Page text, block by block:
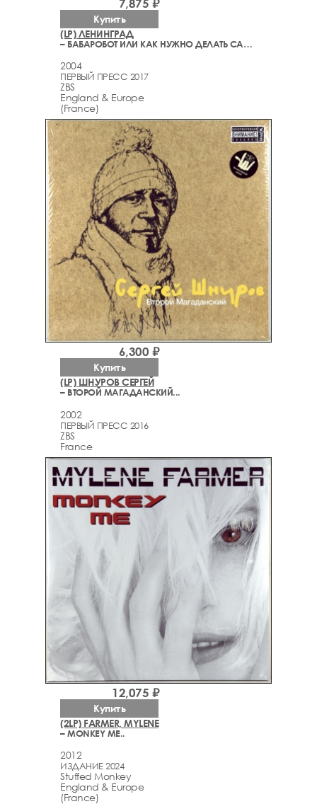
(LP) ЛЕНИНГРАД
– БАБАРОБОТ ИЛИ КАК НУЖНО ДЕЛАТЬ САУНДТРЕКИ
2004
ПЕРВЫЙ ПРЕСС 2017
ZBS
England & Europe
(France)
7,875 ₽
Купить
(LP) ШНУРОВ СЕРГЕЙ
– ВТОРОЙ МАГАДАНСКИЙ...
2002
ПЕРВЫЙ ПРЕСС 2016
ZBS
France
6,300 ₽
Купить
(2LP) FARMER, MYLENE
– MONKEY ME..
2012
ИЗДАНИЕ 2024
Stuffed Monkey
England & Europe
(France)
12,075 ₽
Купить